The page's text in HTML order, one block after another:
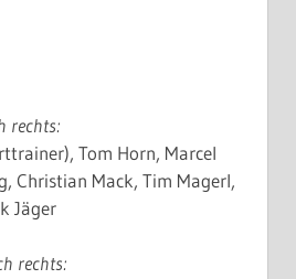
rechts:
Tom Horn, Marcel
Christian Mack, Tim Magerl,
Jäger
rechts: